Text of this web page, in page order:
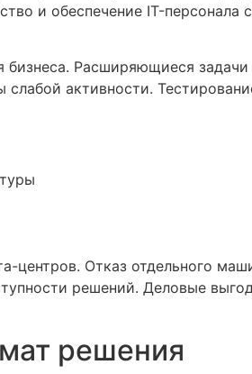
и обеспечение IT-
бизнеса. Расширяющиеся
активности.
центров. Отказ отдельного
решений. Деловые
решения